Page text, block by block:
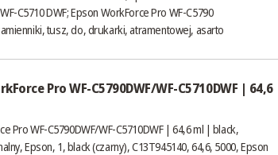
C5710 DWF; Epson WorkForce Pro WF-C5790
tusz, do, drukarki, atramentowej, asarto
Pro WF-C5790DWF/WF-C5710DWF | 64,6
Pro WF-C5790DWF/WF-C5710DWF | 64,6 ml | black,
Epson, 1, black (czarny), C13T945140, 64,6, 5000, Epson